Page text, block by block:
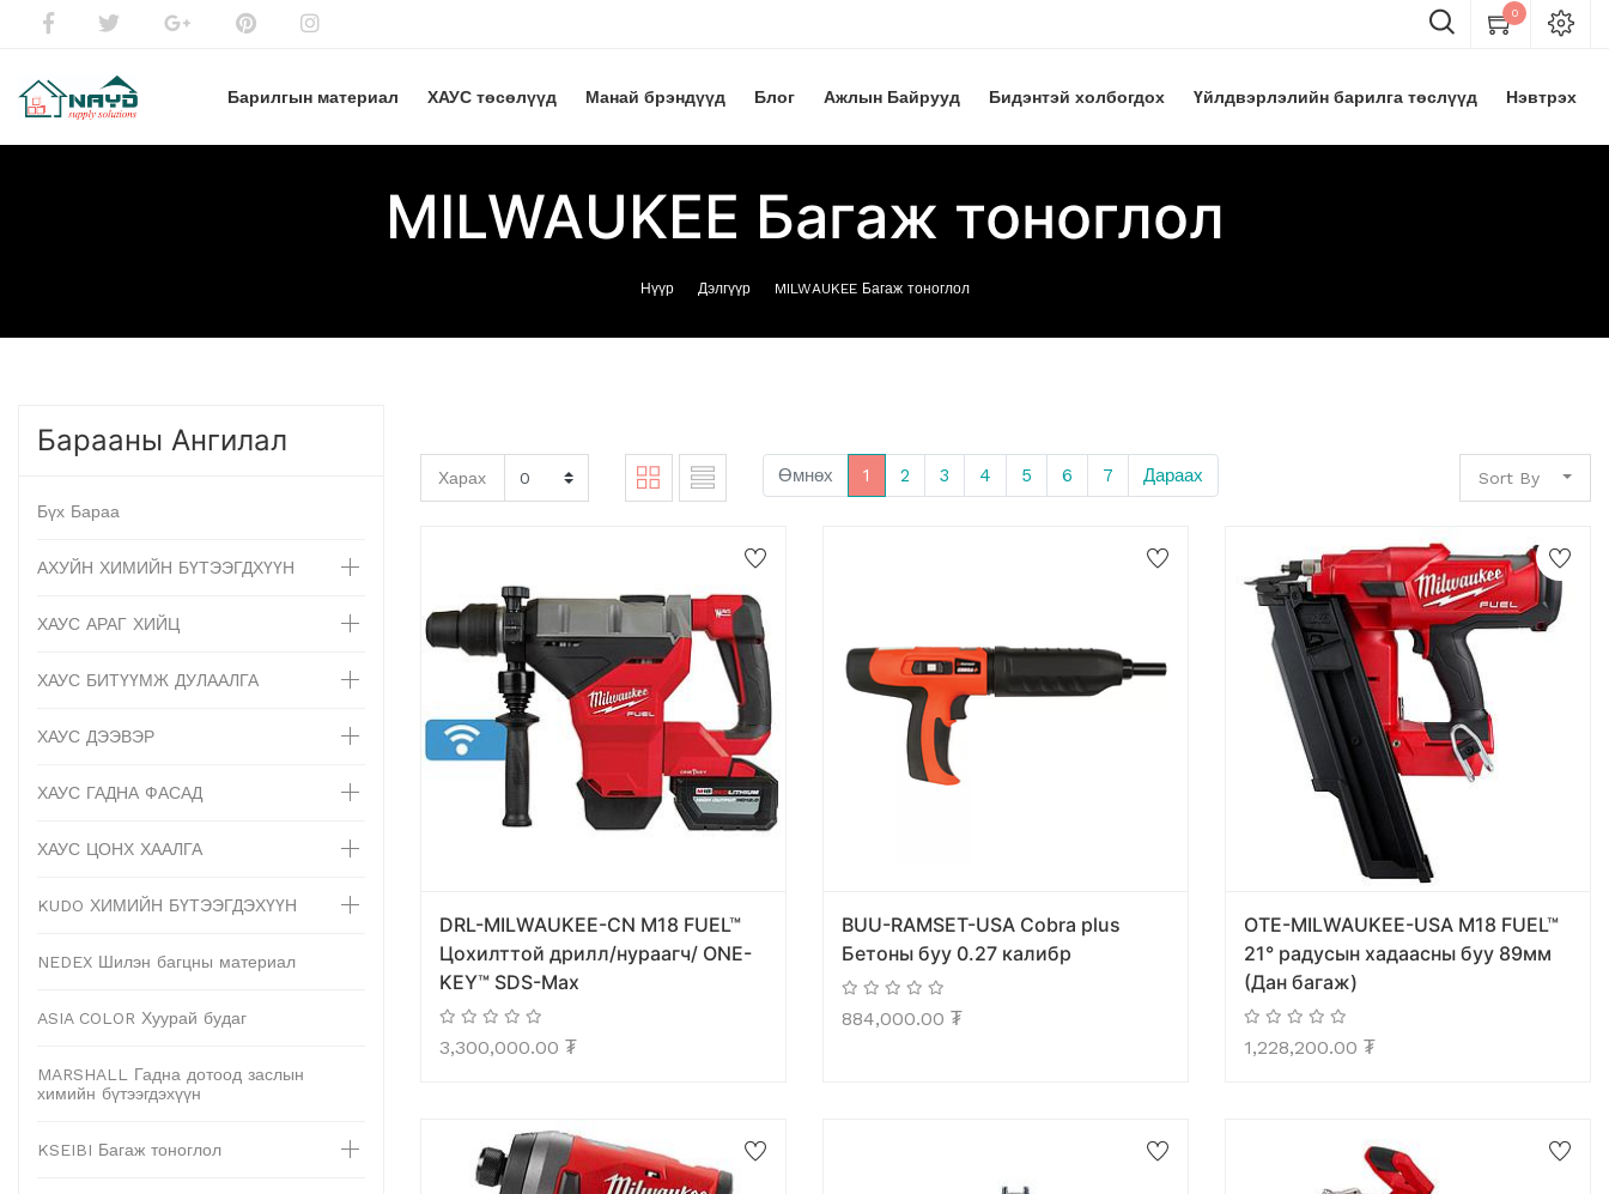
0
Барилгын материал ХАУС төсөлүүд Манай брэндүүд Блог Ажлын Байрууд Бидэнтэй холбогдох Үйлдвэрлэлийн барилга төслүүд Нэвтрэх
MILWAUKEE Багаж тоноглол
Нүүр Дэлгүүр MILWAUKEE Багаж тоноглол
Барааны Ангилал
Бүх Бараа
АХУЙН ХИМИЙН БҮТЭЭГДХҮҮН
ХАУС АРАГ ХИЙЦ
ХАУС БИТҮҮМЖ ДУЛААЛГА
ХАУС ДЭЭВЭР
ХАУС ГАДНА ФАСАД
ХАУС ЦОНХ ХААЛГА
KUDO ХИМИЙН БҮТЭЭГДЭХҮҮН
NEDEX Шилэн багцны материал
ASIA COLOR Хуурай будаг
MARSHALL Гадна дотоод заслын
химийн бүтээгдэхүүн
KSEIBI Багаж тоноглол
Харах Өмнөх 1 2 3 4 5 6 7 Дараах Sort By
DRL-MILWAUKEE-CN M18 FUEL™
Цохилттой дрилл/нураагч/ ONE-
KEY™ SDS-Max
3,300,000.00 ₮
BUU-RAMSET-USA Cobra plus
Бетоны буу 0.27 калибр
884,000.00 ₮
OTE-MILWAUKEE-USA M18 FUEL™
21° радусын хадаасны буу 89мм
(Дан багаж)
1,228,200.00 ₮